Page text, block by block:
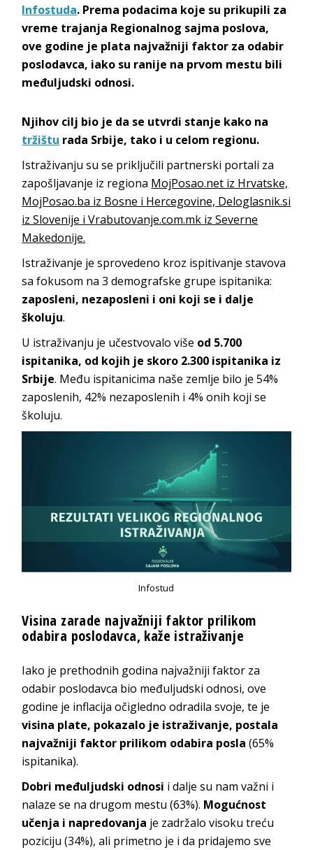
Infostuda. Prema podacima koje su prikupili za
vreme trajanja Regionalnog sajma poslova,
ove godine je plata najvažniji faktor za odabir
poslodavca, iako su ranije na prvom mestu bili
međuljudski odnosi.
Njihov cilj bio je da se utvrdi stanje kako na
tržištu rada Srbije, tako i u celom regionu.
Istraživanju su se priključili partnerski portali za
zapošljavanje iz regiona MojPosao.net iz Hrvatske,
MojPosao.ba iz Bosne i Hercegovine, Deloglasnik.si
iz Slovenije i Vrabutovanje.com.mk iz Severne
Makedonije.
Istraživanje je sprovedeno kroz ispitivanje stavova
sa fokusom na 3 demografske grupe ispitanika:
zaposleni, nezaposleni i oni koji se i dalje
školuju.
U istraživanju je učestvovalo više od 5.700
ispitanika, od kojih je skoro 2.300 ispitanika iz
Srbije. Među ispitanicima naše zemlje bilo je 54%
zaposlenih, 42% nezaposlenih i 4% onih koji se
školuju.
Infostud
Visina zarade najvažniji faktor prilikom
odabira poslodavca, kaže istraživanje
Iako je prethodnih godina najvažniji faktor za
odabir poslodavca bio međuljudski odnosi, ove
godine je inflacija očigledno odradila svoje, te je
visina plate, pokazalo je istraživanje, postala
najvažniji faktor prilikom odabira posla (65%
ispitanika).
Dobri međuljudski odnosi i dalje su nam važni i
nalaze se na drugom mestu (63%). Mogućnost
učenja i napredovanja je zadržalo visoku treću
poziciju (34%), ali primetno je i da pridajemo sve